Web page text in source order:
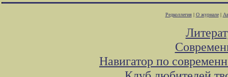
Редколлегия| О журнале|
Навигатор по